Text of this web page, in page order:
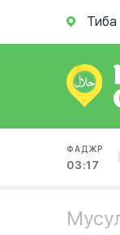
Тиба
ФАДЖР
03:17